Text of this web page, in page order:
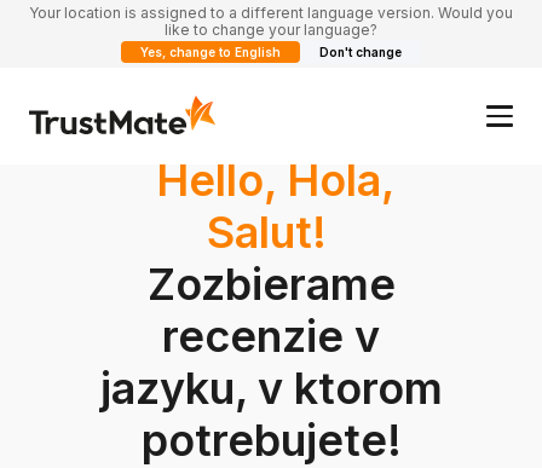
Your location is assigned to a different language version. Would you
like to change your language?
Yes, change to English Don't change
Hello, Hola,
Salut!
Zozbierame
recenzie v
jazyku, v ktorom
potrebujete!